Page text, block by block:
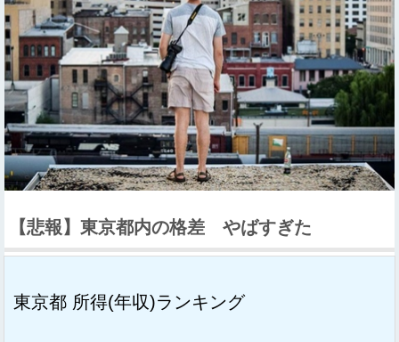
【悲報】東京都内の格差 やばすぎた
東京都 所得(年収)ランキング